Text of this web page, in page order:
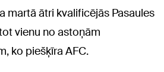
martā ātri kvalificējās Pasaules
vienu no astoņām
ko piešķīra AFC.